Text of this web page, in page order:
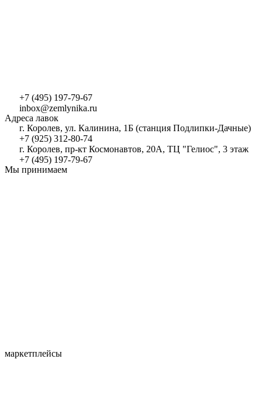
+7 (495) 197-79-67
inbox@zemlynika.ru
Адреса лавок
г. Королев, ул. Калинина, 1Б (станция Подлипки-Дачные)
+7 (925) 312-80-74
г. Королев, пр-кт Космонавтов, 20А, ТЦ "Гелиос", 3 этаж
+7 (495) 197-79-67
Мы принимаем
маркетплейсы